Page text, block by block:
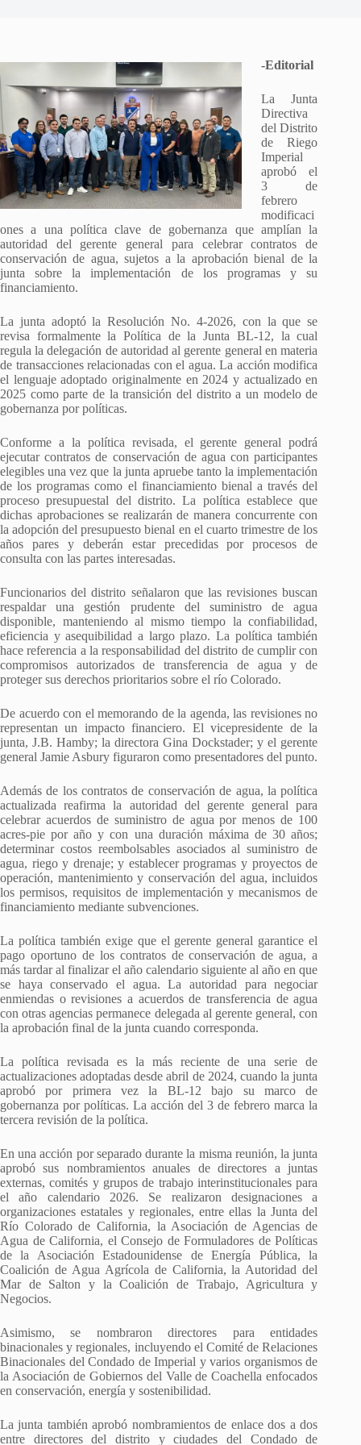
-Editorial
La Junta
Directiva
del Distrito
de Riego
Imperial
aprobó el
3 de
febrero
modificaci
ones a una política clave de gobernanza que amplían la
autoridad del gerente general para celebrar contratos de
conservación de agua, sujetos a la aprobación bienal de la
junta sobre la implementación de los programas y su
financiamiento.
La junta adoptó la Resolución No. 4-2026, con la que se
revisa formalmente la Política de la Junta BL-12, la cual
regula la delegación de autoridad al gerente general en materia
de transacciones relacionadas con el agua. La acción modifica
el lenguaje adoptado originalmente en 2024 y actualizado en
2025 como parte de la transición del distrito a un modelo de
gobernanza por políticas.
Conforme a la política revisada, el gerente general podrá
ejecutar contratos de conservación de agua con participantes
elegibles una vez que la junta apruebe tanto la implementación
de los programas como el financiamiento bienal a través del
proceso presupuestal del distrito. La política establece que
dichas aprobaciones se realizarán de manera concurrente con
la adopción del presupuesto bienal en el cuarto trimestre de los
años pares y deberán estar precedidas por procesos de
consulta con las partes interesadas.
Funcionarios del distrito señalaron que las revisiones buscan
respaldar una gestión prudente del suministro de agua
disponible, manteniendo al mismo tiempo la confiabilidad,
eficiencia y asequibilidad a largo plazo. La política también
hace referencia a la responsabilidad del distrito de cumplir con
compromisos autorizados de transferencia de agua y de
proteger sus derechos prioritarios sobre el río Colorado.
De acuerdo con el memorando de la agenda, las revisiones no
representan un impacto financiero. El vicepresidente de la
junta, J.B. Hamby; la directora Gina Dockstader; y el gerente
general Jamie Asbury figuraron como presentadores del punto.
Además de los contratos de conservación de agua, la política
actualizada reafirma la autoridad del gerente general para
celebrar acuerdos de suministro de agua por menos de 100
acres-pie por año y con una duración máxima de 30 años;
determinar costos reembolsables asociados al suministro de
agua, riego y drenaje; y establecer programas y proyectos de
operación, mantenimiento y conservación del agua, incluidos
los permisos, requisitos de implementación y mecanismos de
financiamiento mediante subvenciones.
La política también exige que el gerente general garantice el
pago oportuno de los contratos de conservación de agua, a
más tardar al finalizar el año calendario siguiente al año en que
se haya conservado el agua. La autoridad para negociar
enmiendas o revisiones a acuerdos de transferencia de agua
con otras agencias permanece delegada al gerente general, con
la aprobación final de la junta cuando corresponda.
La política revisada es la más reciente de una serie de
actualizaciones adoptadas desde abril de 2024, cuando la junta
aprobó por primera vez la BL-12 bajo su marco de
gobernanza por políticas. La acción del 3 de febrero marca la
tercera revisión de la política.
En una acción por separado durante la misma reunión, la junta
aprobó sus nombramientos anuales de directores a juntas
externas, comités y grupos de trabajo interinstitucionales para
el año calendario 2026. Se realizaron designaciones a
organizaciones estatales y regionales, entre ellas la Junta del
Río Colorado de California, la Asociación de Agencias de
Agua de California, el Consejo de Formuladores de Políticas
de la Asociación Estadounidense de Energía Pública, la
Coalición de Agua Agrícola de California, la Autoridad del
Mar de Salton y la Coalición de Trabajo, Agricultura y
Negocios.
Asimismo, se nombraron directores para entidades
binacionales y regionales, incluyendo el Comité de Relaciones
Binacionales del Condado de Imperial y varios organismos de
la Asociación de Gobiernos del Valle de Coachella enfocados
en conservación, energía y sostenibilidad.
La junta también aprobó nombramientos de enlace dos a dos
entre directores del distrito y ciudades del Condado de